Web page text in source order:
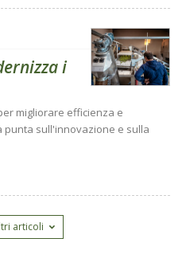
i
migliorare efficienza e
punta sull'innovazione e sulla
articoli